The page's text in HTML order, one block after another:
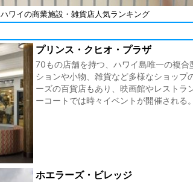
ハワイの商業施設・雑貨店人気ランキング
プリンス・クヒオ・プラザ
70もの店舗を持つ、ハワイ島唯一の複合
ションや小物、雑貨など多様なショップ
ーズの百貨店もあり、映画館やレストラ
ーコートでは時々イベントが開催される。
ホエラーズ・ビレッジ